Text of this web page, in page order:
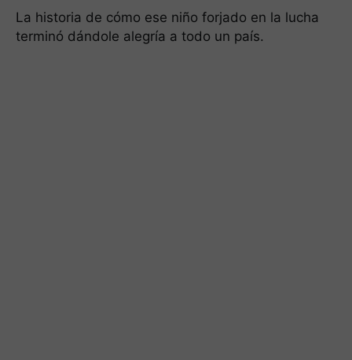
La historia de cómo ese niño forjado en la lucha
terminó dándole alegría a todo un país.